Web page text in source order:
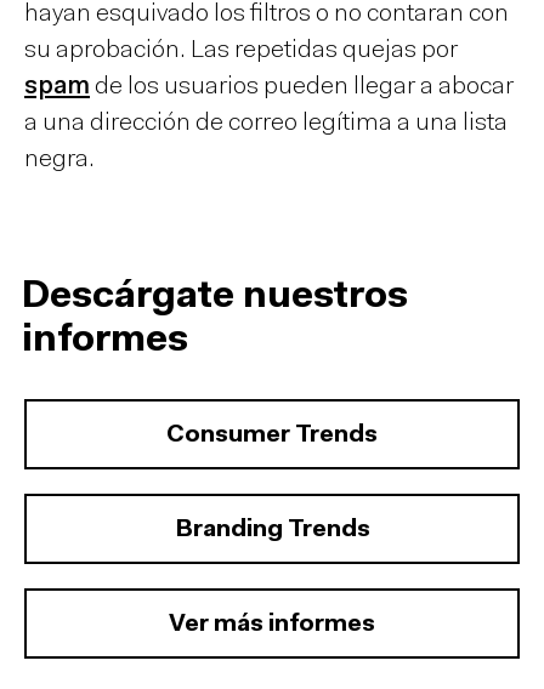
hayan esquivado los filtros o no contaran con
su aprobación. Las repetidas quejas por
spam de los usuarios pueden llegar a abocar
a una dirección de correo legítima a una lista
negra.
Descárgate nuestros
informes
Consumer Trends
Branding Trends
Ver más informes